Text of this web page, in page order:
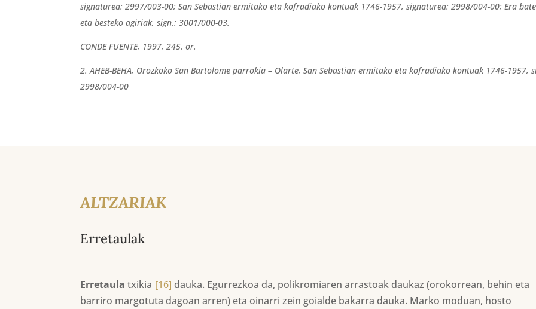
signaturea: 2997/003-00; San Sebastian ermitako eta kofradiako kontuak 1746-1957, signaturea: 2998/004-00; Era
eta besteko agiriak, sign.: 3001/000-03.
CONDE FUENTE, 1997, 245. or.
2. AHEB-BEHA, Orozkoko San Bartolome parrokia – Olarte, San Sebastian ermitako eta kofradiako kontuak 1746-1957,
2998/004-00
ALTZARIAK
Erretaulak
Erretaulatxikia [16] dauka. Egurrezkoa da, polikromiaren arrastoak daukaz (orokorrean, behin eta
barriro margotuta dagoan arren) eta oinarri zein goialde bakarra dauka. Marko moduan, hosto